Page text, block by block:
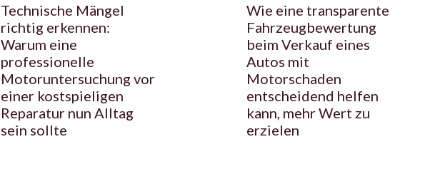
Technische Mängel
richtig erkennen:
Warum eine
professionelle
Motoruntersuchung vor
einer kostspieligen
Reparatur nun Alltag
sein sollte
Wie eine transparente
Fahrzeugbewertung
beim Verkauf eines
Autos mit
Motorschaden
entscheidend helfen
kann, mehr Wert zu
erzielen